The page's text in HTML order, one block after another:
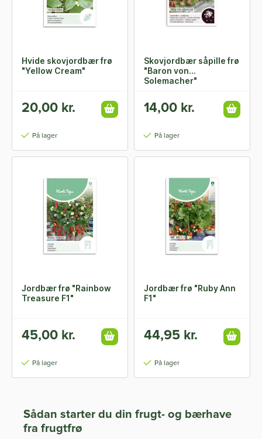
Hvide skovjordbær frø
"Yellow Cream"
20,00 kr.
På lager
Skovjordbær såpille frø
"Baron von
Solemacher"
14,00 kr.
På lager
Jordbær frø "Rainbow
Treasure F1"
45,00 kr.
På lager
Jordbær frø "Ruby Ann
F1"
44,95 kr.
På lager
Sådan starter du din frugt- og bærhave
fra frugtfrø